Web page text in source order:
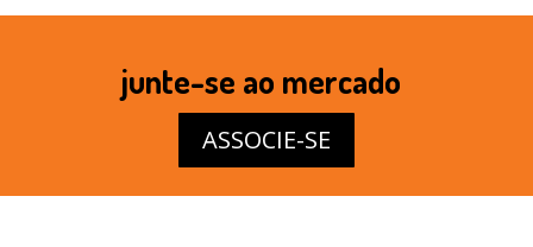
junte-se ao mercado
ASSOCIE-SE